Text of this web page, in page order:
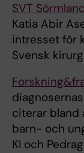
SVT
Katia Abir
intresset för
Svensk
citerar bland
barn- och
KI och